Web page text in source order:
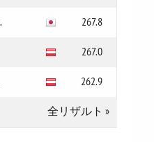
267.8
267.0
262.9
全リザルト »